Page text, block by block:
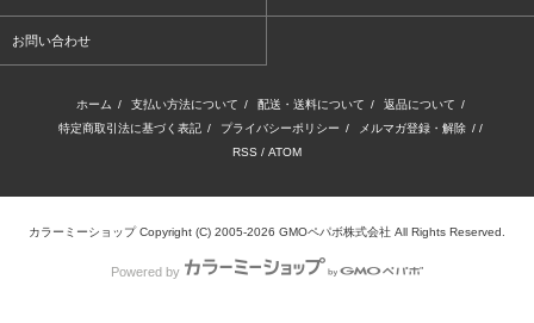
お問い合わせ
ホーム / 支払い方法について / 配送・送料について / 返品について /
特定商取引法に基づく表記 / プライバシーポリシー / メルマガ登録・解除 / /
RSS / ATOM
カラーミーショップCopyright (C) 2005-2026 GMOペパボ株式会社 All Rights Reserved.
Powered by